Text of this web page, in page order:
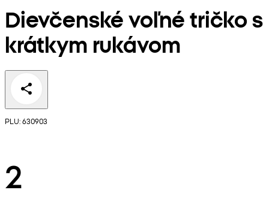
Dievčenské voľné tričko s
krátkym rukávom
PLU: 630903
2